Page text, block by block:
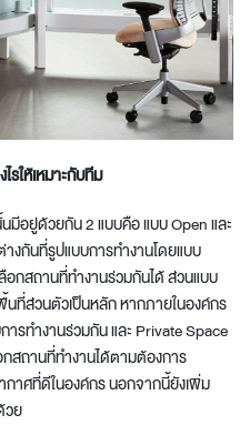
รให้เหมาะกับทีม
มีอยู่ด้วยกัน 2 แบบคือ แบบ Open และ
งกันที่รูปแบบการทำงานโดยแบบ
อกสถานที่ทำงานร่วมกันได้ ส่วนแบบ
นที่ส่วนตัวเป็นหลัก หากภายในองค์กร
รทำงานร่วมกัน และ Private Space
สถานที่ทำงานได้ตามต้องการ
าศที่ดีในองค์กร นอกจากนี้ยังเพิ่ม
วย